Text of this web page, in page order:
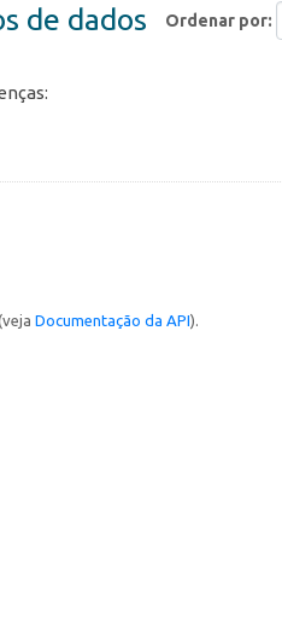
Ordenar por
de dados
Documentação da API).